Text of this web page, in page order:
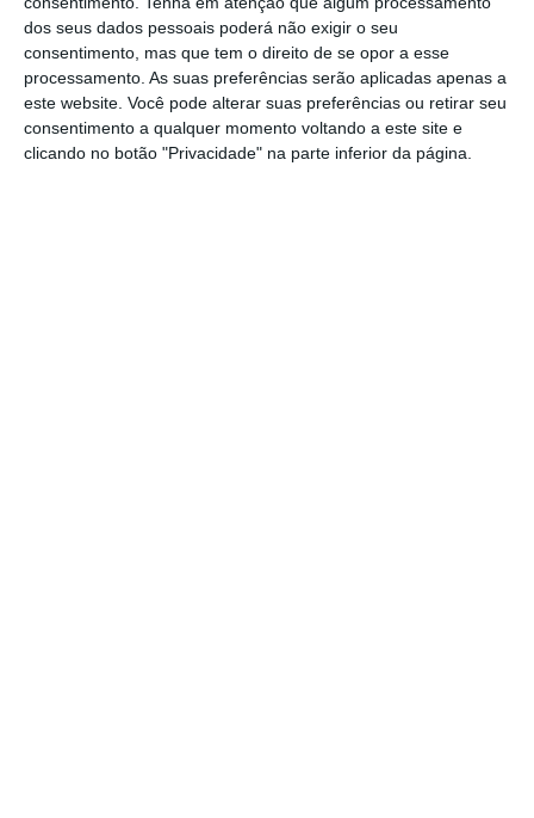
dos seus dados pessoais poderá não exigir o seu
consentimento, mas que tem o direito de se opor a esse
processamento. As suas preferências serão aplicadas apenas a
este website. Você pode alterar suas preferências ou retirar seu
consentimento a qualquer momento voltando a este site e
clicando no botão "Privacidade" na parte inferior da página.
milhões de euros, que supera o valor exigido
de cerca um milhão de euros, 15% do
investimento total.
Sindicato ameaça com greve na Cofaco de S. Miguel